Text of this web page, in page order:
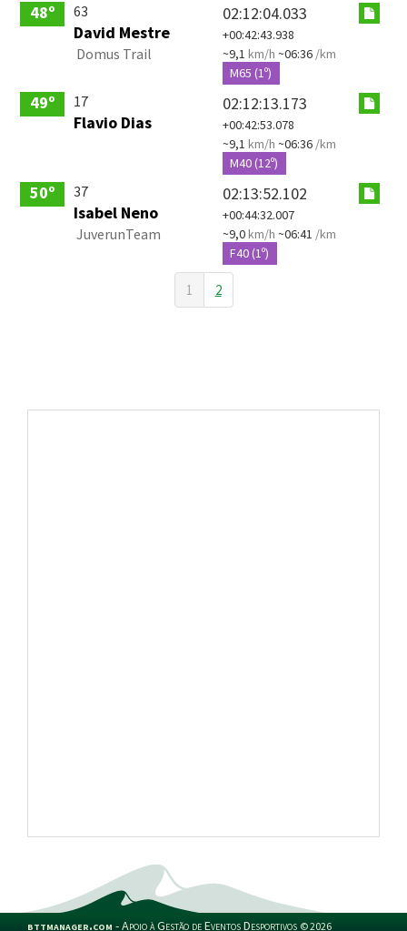
48º 63
David Mestre
Domus Trail
02:12:04.033
+00:42:43.938
~9,1 km/h ~06:36 /km
M65 (1º)
49º 17
Flavio Dias
02:12:13.173
+00:42:53.078
~9,1 km/h ~06:36 /km
M40 (12º)
50º 37
Isabel Neno
JuverunTeam
02:13:52.102
+00:44:32.007
~9,0km/h ~06:41 /km
F40 (1º)
1 2
bttmanager.com -Apoio à Gestão de Eventos Desportivos ©2026